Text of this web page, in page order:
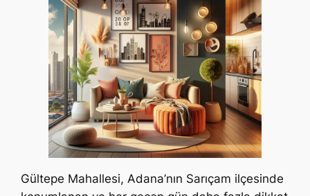
Gültepe Mahallesi, Adana’nın Sarıçam ilçesinde